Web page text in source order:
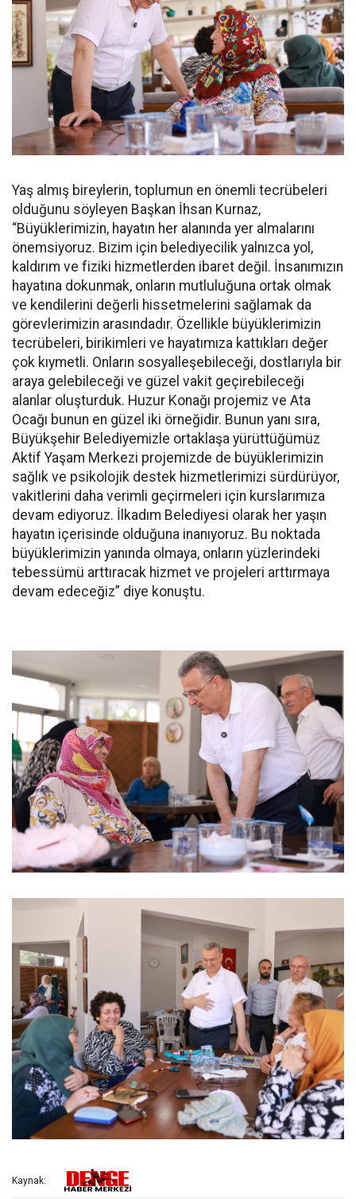
Yaş almış bireylerin, toplumun en önemli tecrübeleri
olduğunu söyleyen Başkan İhsan Kurnaz,
“Büyüklerimizin, hayatın her alanında yer almalarını
önemsiyoruz. Bizim için belediyecilik yalnızca yol,
kaldırım ve fiziki hizmetlerden ibaret değil. İnsanımızın
hayatına dokunmak, onların mutluluğuna ortak olmak
ve kendilerini değerli hissetmelerini sağlamak da
görevlerimizin arasındadır. Özellikle büyüklerimizin
tecrübeleri, birikimleri ve hayatımıza kattıkları değer
çok kıymetli. Onların sosyalleşebileceği, dostlarıyla bir
araya gelebileceği ve güzel vakit geçirebileceği
alanlar oluşturduk. Huzur Konağı projemiz ve Ata
Ocağı bunun en güzel iki örneğidir. Bunun yanı sıra,
Büyükşehir Belediyemizle ortaklaşa yürüttüğümüz
Aktif Yaşam Merkezi projemizde de büyüklerimizin
sağlık ve psikolojik destek hizmetlerimizi sürdürüyor,
vakitlerini daha verimli geçirmeleri için kurslarımıza
devam ediyoruz. İlkadım Belediyesi olarak her yaşın
hayatın içerisinde olduğuna inanıyoruz. Bu noktada
büyüklerimizin yanında olmaya, onların yüzlerindeki
tebessümü arttıracak hizmet ve projeleri arttırmaya
devam edeceğiz” diye konuştu.
Kaynak: